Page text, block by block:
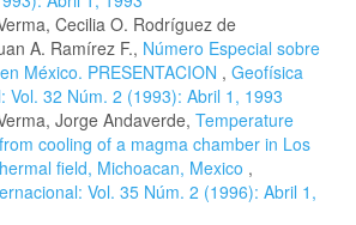
Cecilia O. Rodríguez de
A. Ramírez F., Número Especial sobre
México. PRESENTACION , Geofísica
Vol. 32 Núm. 2 (1993): Abril 1, 1993
Jorge Andaverde, Temperature
cooling of a magma chamber in Los
field, Michoacan, Mexico ,
Vol. 35 Núm. 2 (1996): Abril 1,